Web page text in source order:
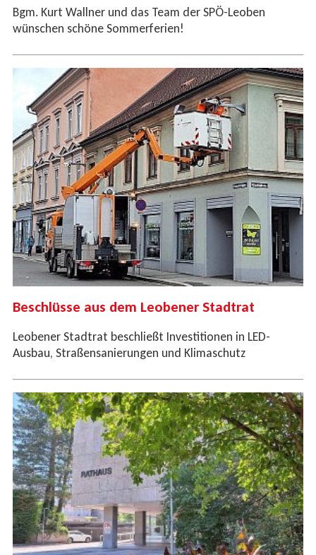
Bgm. Kurt Wallner und das Team der SPÖ-Leoben
wünschen schöne Sommerferien!
Beschlüsse aus dem Leobener Stadtrat
Leobener Stadtrat beschließt Investitionen in LED-
Ausbau, Straßensanierungen und Klimaschutz